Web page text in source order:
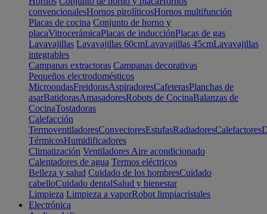
convencionalesHornos pirolíticosHornos multifunción
Placas de cocina Conjunto de horno y
placaVitrocerámicaPlacas de inducciónPlacas de gas
Lavavajillas Lavavajillas 60cmLavavajillas 45cmLavavajillas
integrables
Campanas extractoras Campanas decorativas
Pequeños electrodomésticos
MicroondasFreidorasAspiradoresCafeterasPlanchas de
asarBatidorasAmasadoresRobots de CocinaBalanzas de
CocinaTostadoras
Calefacción
TermoventiladoresConvectoresEstufasRadiadoresCalefactores
TérmicosHumidificadores
Climatización Ventiladores Aire acondicionado
Calentadores de agua Termos eléctricos
Belleza y salud Cuidado de los hombresCuidado
cabelloCuidado dentalSalud y bienestar
Limpieza Limpieza a vaporRobot limpiacristales
Electrónica